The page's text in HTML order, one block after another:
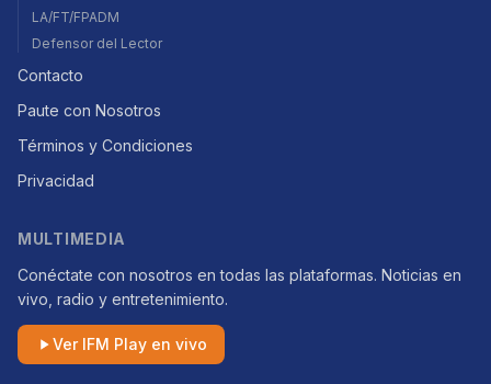
LA/FT/FPADM
Defensor del Lector
Contacto
Paute con Nosotros
Términos y Condiciones
Privacidad
MULTIMEDIA
Conéctate con nosotros en todas las plataformas. Noticias en
vivo, radio y entretenimiento.
Ver IFM Play en vivo